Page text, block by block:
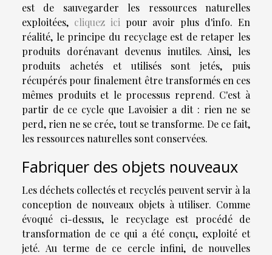
est de sauvegarder les ressources naturelles
exploitées, cliquez ici pour avoir plus d'info. En
réalité, le principe du recyclage est de retaper les
produits dorénavant devenus inutiles. Ainsi, les
produits achetés et utilisés sont jetés, puis
récupérés pour finalement être transformés en ces
mêmes produits et le processus reprend. C'est à
partir de ce cycle que Lavoisier a dit : rien ne se
perd, rien ne se crée, tout se transforme. De ce fait,
les ressources naturelles sont conservées.
Fabriquer des objets nouveaux
Les déchets collectés et recyclés peuvent servir à la
conception de nouveaux objets à utiliser. Comme
évoqué ci-dessus, le recyclage est procédé de
transformation de ce qui a été conçu, exploité et
jeté. Au terme de ce cercle infini, de nouvelles